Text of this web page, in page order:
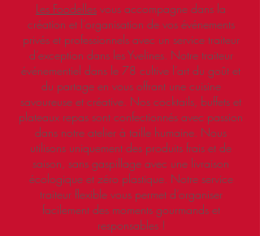
Les Foodelles vous accompagne dans la
création et l’organisation de vos événements
privés et professionnels avec un service traiteur
d’exception dans les Yvelines. Notre traiteur
événementiel dans le 78 cultive l’art du goût et
du partage en vous offrant une cuisine
savoureuse et créative. Nos cocktails, buffets et
plateaux repas sont confectionnés avec passion
dans notre atelier à taille humaine. Nous
utilisons uniquement des produits frais et de
saison, sans gaspillage avec une livraison
écologique et zéro plastique. Notre service
traiteur flexible vous permet d’organiser
facilement des moments gourmands et
responsables !